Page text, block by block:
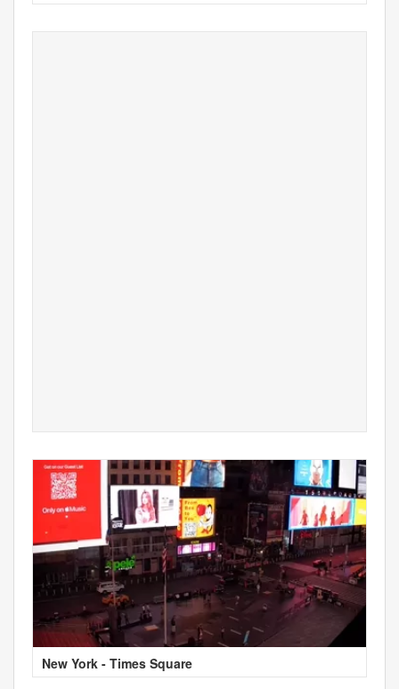
New York - Times Square